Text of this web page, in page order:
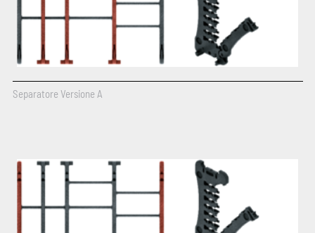
Separatore Versione A